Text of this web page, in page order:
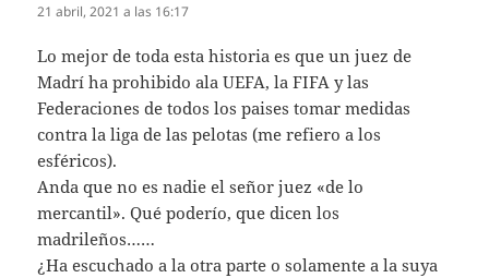
21 abril, 2021 a las 16:17
Lo mejor de toda esta historia es que un juez de
Madrí ha prohibido ala UEFA, la FIFA y las
Federaciones de todos los paises tomar medidas
contra la liga de las pelotas (me refiero a los
esféricos).
Anda que no es nadie el señor juez «de lo
mercantil». Qué poderío, que dicen los
madrileños……
¿Ha escuchado a la otra parte o solamente a la suya